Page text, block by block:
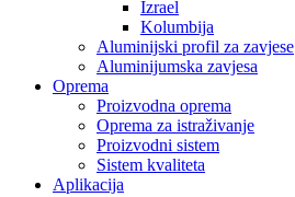
Izrael
Kolumbija
Aluminijski profil za zavjese
Aluminijumska zavjesa
Oprema
Proizvodna oprema
Oprema za istraživanje
Proizvodni sistem
Sistem kvaliteta
Aplikacija